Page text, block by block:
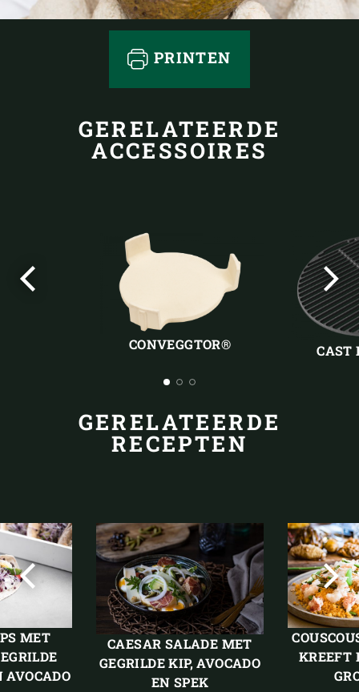
PRINTEN
GERELATEERDE
ACCESSOIRES
CONVEGGTOR® CAST
slide
GERELATEERDE
RECEPTEN
MET
AVOCADO
CAESAR SALADE MET
GEGRILDE KIP, AVOCADO
EN SPEK
KREEFT
slide
slide